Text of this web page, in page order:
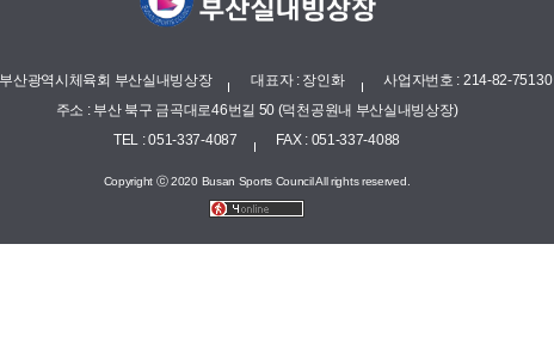
산광역시체육회 부산실내빙상장 대표자 : 장인화
사업자번호 : 214-82-75130
주소 : 부산 북구 금곡대로46번길 50 (덕천공원내 부산실내빙상장)
TEL : 051-337-4087
FAX : 051-337-4088
Copyright ⓒ 2020 Busan Sports Council All rights reserved.